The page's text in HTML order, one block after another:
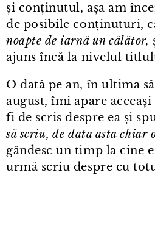
și conținutul, așa am
de posibile conținuturi,
noapte de iarnă un călător,
ajuns încă la nivelul
O dată pe an, în ultima
august, îmi apare
fi de scris despre ea și
să scriu,de data asta chiar
gândesc un timp la cine
urmă scriu despre cu